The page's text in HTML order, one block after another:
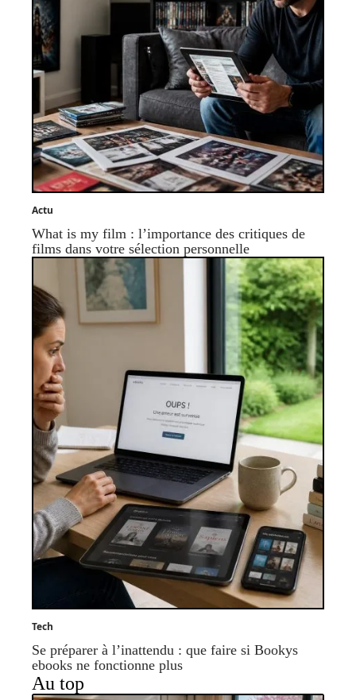
Actu
What is my film : l’importance des critiques de
films dans votre sélection personnelle
Tech
Se préparer à l’inattendu : que faire si Bookys
ebooks ne fonctionne plus
Au top